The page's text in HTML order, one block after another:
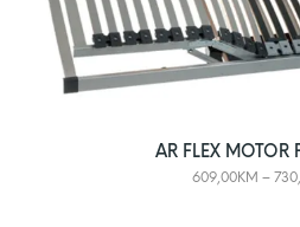
AR FLEX MOTOR
609,00KM –